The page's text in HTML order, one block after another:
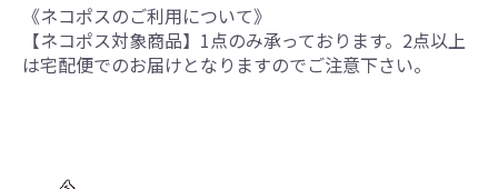
《ネコポスのご利用について》
【ネコポス対象商品】1点のみ承っております。2点以上
は宅配便でのお届けとなりますのでご注意下さい。